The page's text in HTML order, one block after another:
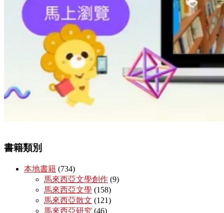
書籍類別
本地書籍 (734)
馬來西亞文學創作 (9)
馬來西亞文學 (158)
馬來西亞散文 (121)
馬來西亞研究 (46)